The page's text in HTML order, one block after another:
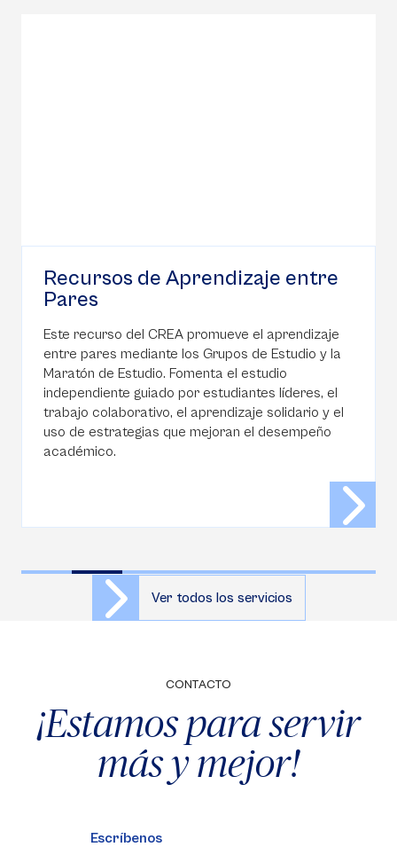
Recursos de Aprendizaje entre
Pares
Este recurso del CREA promueve el aprendizaje
entre pares mediante los Grupos de Estudio y la
Maratón de Estudio. Fomenta el estudio
independiente guiado por estudiantes líderes, el
trabajo colaborativo, el aprendizaje solidario y el
uso de estrategias que mejoran el desempeño
académico.
Ver todos los servicios
CONTACTO
¡Estamos para servir
más y mejor!
Escríbenos